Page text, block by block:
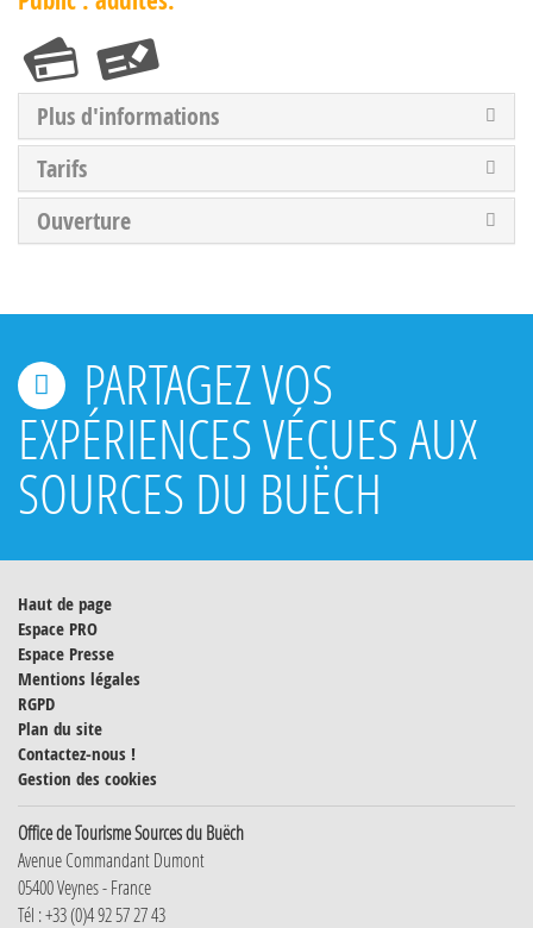
Plus d'informations
Tarifs
Ouverture
PARTAGEZ VOS
EXPÉRIENCES VÉCUES AUX
SOURCES DU BUËCH
Haut de page
Espace PRO
Espace Presse
Mentions légales
RGPD
Plan du site
Contactez-nous !
Gestion des cookies
Office de Tourisme Sources du Buëch
Avenue Commandant Dumont
05400 Veynes - France
Tél : +33 (0)4 92 57 27 43